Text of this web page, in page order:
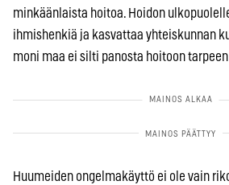
minkäänlaista hoitoa. Hoidon
ihmishenkiä ja kasvattaa yhteiskunnan
moni maa ei silti panosta hoitoon
Huumeiden ongelmakäyttö ei ole vain